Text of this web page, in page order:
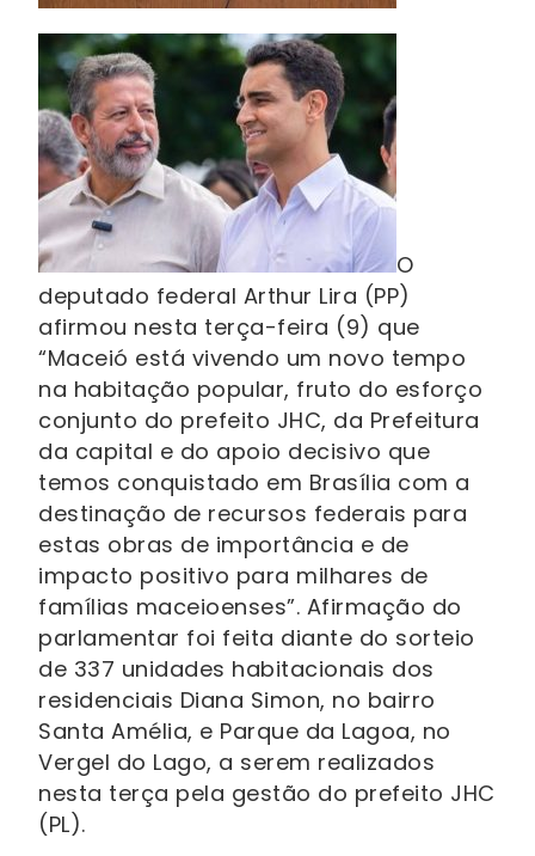
O
deputado federal Arthur Lira (PP)
afirmou nesta terça-feira (9) que
“Maceió está vivendo um novo tempo
na habitação popular, fruto do esforço
conjunto do prefeito JHC, da Prefeitura
da capital e do apoio decisivo que
temos conquistado em Brasília com a
destinação de recursos federais para
estas obras de importância e de
impacto positivo para milhares de
famílias maceioenses”. Afirmação do
parlamentar foi feita diante do sorteio
de 337 unidades habitacionais dos
residenciais Diana Simon, no bairro
Santa Amélia, e Parque da Lagoa, no
Vergel do Lago, a serem realizados
nesta terça pela gestão do prefeito JHC
(PL).